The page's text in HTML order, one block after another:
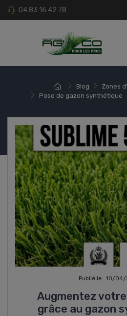
04 83 16 42 78
Blog
Zones
Pose de gazon synthétique
Publié le : 10/
Augmentez
grâce au gazon